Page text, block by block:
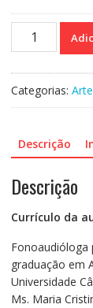
Deuses
Arteterapia
no
a
quantidade
Categorias:
Descrição
Descrição
Currículo da
Fonoaudióloga
graduação em
Universidade
Ms. Maria